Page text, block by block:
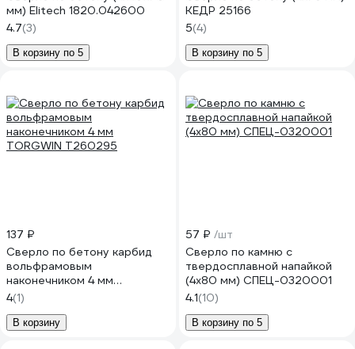
мм) Elitech 1820.042600
4.7(3)
В корзину по 5
КЕДР 25166
5(4)
В корзину по 5
137 ₽
Сверло по бетону карбид
вольфрамовым
наконечником 4 мм
TORGWIN T260295
4(1)
В корзину
57 ₽ /шт
Сверло по камню с
твердосплавной напайкой
(4х80 мм) СПЕЦ-0320001
4.1(10)
В корзину по 5